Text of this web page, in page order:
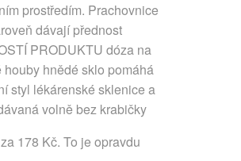
prostředím. Prachovnice
dávají přednost
PRODUKTU dóza na
hnědé sklo pomáhá
styl lékárenské sklenice a
volně bez krabičky
178 Kč. To je opravdu